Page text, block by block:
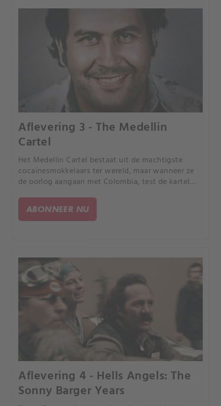
Aflevering 3 - The Medellin
Cartel
Het Medellin Cartel bestaat uit de machtigste
cocaïnesmokkelaars ter wereld, maar wanneer ze
de oorlog aangaan met Colombia, test de kartel
ABONNEER NU
Aflevering 4 - Hells Angels: The
Sonny Barger Years